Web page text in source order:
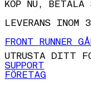
KÖP NU, BETALA
LEVERANS INOM
FRONT RUNNER
UTRUSTA DITT
SUPPORT
FÖRETAG